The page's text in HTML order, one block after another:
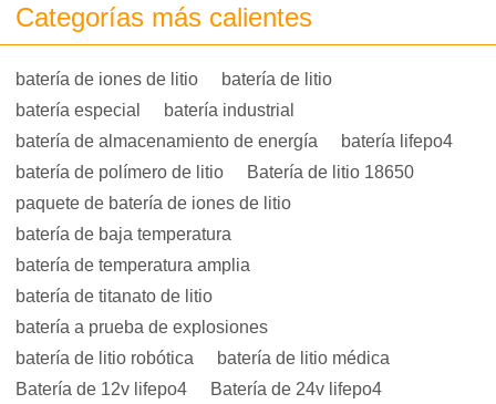
Categorías más calientes
batería de iones de litio
batería de litio
batería especial
batería industrial
batería de almacenamiento de energía
batería lifepo4
batería de polímero de litio
Batería de litio 18650
paquete de batería de iones de litio
batería de baja temperatura
batería de temperatura amplia
batería de titanato de litio
batería a prueba de explosiones
batería de litio robótica
batería de litio médica
Batería de 12v lifepo4
Batería de 24v lifepo4